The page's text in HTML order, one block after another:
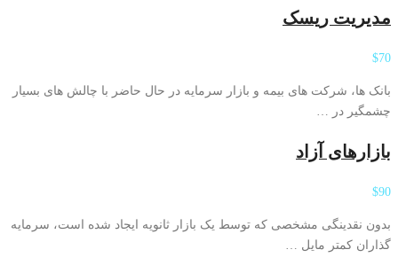
مدیریت ریسک
$70
بانک ها، شرکت های بیمه و بازار سرمایه در حال حاضر با چالش های بسیار
چشمگیر در …
بازارهای آزاد
$90
بدون نقدینگی مشخصی که توسط یک بازار ثانویه ایجاد شده است، سرمایه
گذاران کمتر مایل …